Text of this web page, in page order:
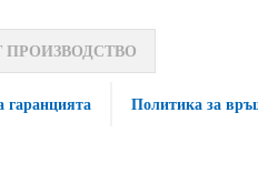
ПРОИЗВОДСТВО
Политика за